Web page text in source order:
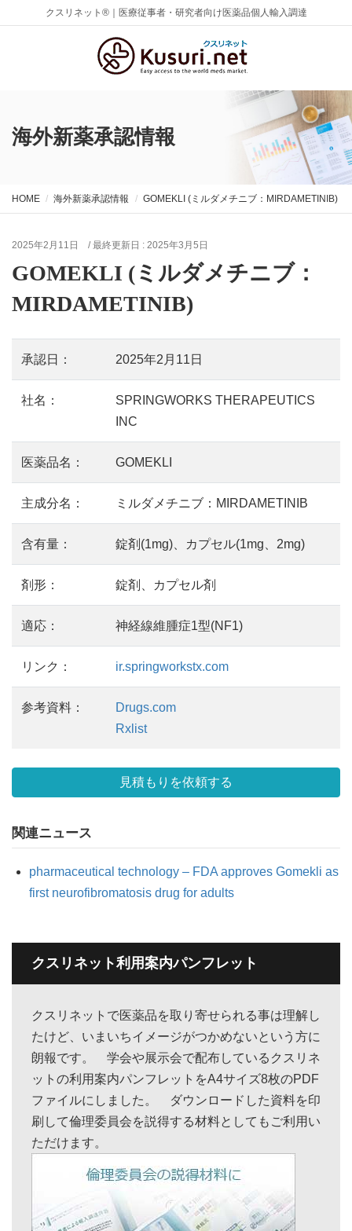
クスリネット®｜医療従事者・研究者向け医薬品個人輸入調達
海外新薬承認情報
HOME 海外新薬承認情報 GOMEKLI (ミルダメチニブ：MIRDAMETINIB)
2025年2月11日 / 最終更新日 : 2025年3月5日
GOMEKLI (ミルダメチニブ：
MIRDAMETINIB)
承認日： 2025年2月11日
社名：
SPRINGWORKS THERAPEUTICS
INC
医薬品名： GOMEKLI
主成分名： ミルダメチニブ：MIRDAMETINIB
含有量： 錠剤(1mg)、カプセル(1mg、2mg)
剤形： 錠剤、カプセル剤
適応： 神経線維腫症1型(NF1)
リンク： ir.springworkstx.com
参考資料：
Drugs.com
Rxlist
見積もりを依頼する
関連ニュース
pharmaceutical technology – FDA approves Gomekli as
first neurofibromatosis drug for adults
クスリネット利用案内パンフレット
クスリネットで医薬品を取り寄せられる事は理解し
たけど、いまいちイメージがつかめないという方に
朗報です。 学会や展示会で配布しているクスリネ
ットの利用案内パンフレットをA4サイズ8枚のPDF
ファイルにしました。 ダウンロードした資料を印
刷して倫理委員会を説得する材料としてもご利用い
ただけます。